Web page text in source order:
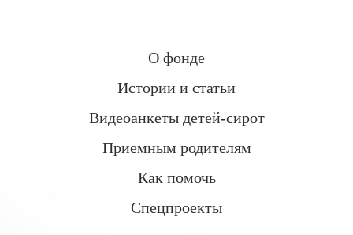
О фонде
Истории и статьи
Видеоанкеты детей-сирот
Приемным родителям
Как помочь
Спецпроекты